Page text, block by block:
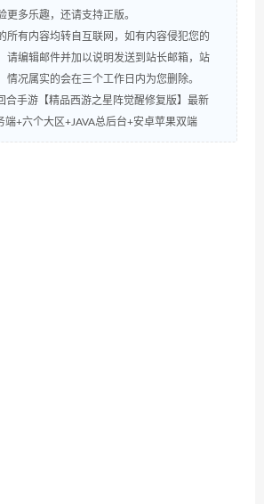
更多乐趣，还请支持正版。
所有内容均转自互联网，如有内容侵犯您的
请编辑邮件并加以说明发送到站长邮箱，站
情况属实的会在三个工作日内为您删除。
合手游【精品西游之星阵觉醒修复版】最新
端+六个大区+JAVA总后台+安卓苹果双端